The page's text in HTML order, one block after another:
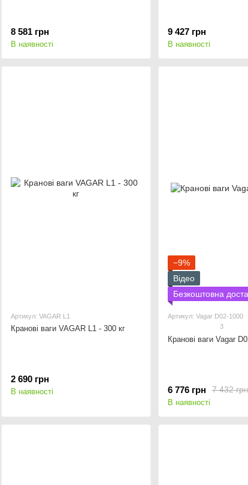
8 581 грн
В наявності
9 427 грн
В наявності
Артикул: VAGAR L1
Кранові ваги VAGAR L1 - 300 кг
2 690 грн
В наявності
−9%
Відео
Безкоштовна
Артикул: Vagar D02-1000
3
Кранові ваги Vagar
7 432 грн
6 776 грн
В наявності